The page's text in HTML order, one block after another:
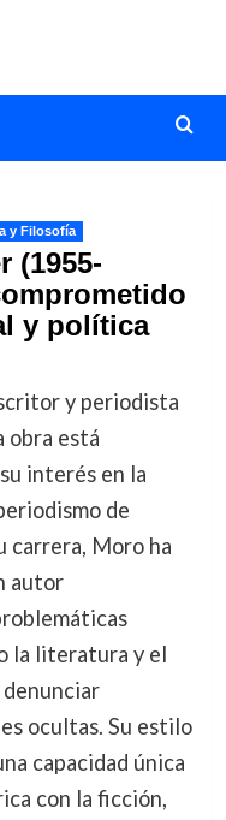
y Filosofía
(1955-
y política
y periodista
obra está
interés en la
de
carrera, Moro ha
autor
la literatura y el
ocultas. Su estilo
capacidad única
con la ficción,